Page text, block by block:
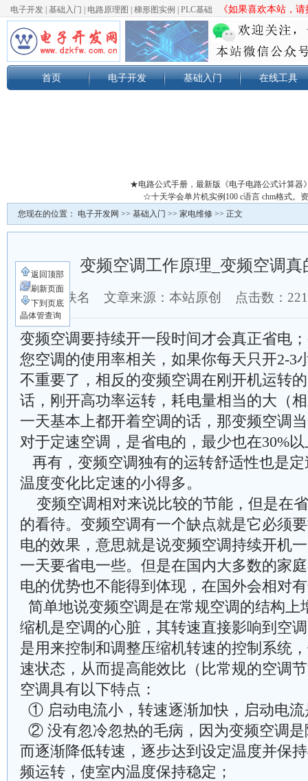
电子开发 基础入门 电路原理图 梯形图实例 PLC基础 《如果喜欢本站，
首页 电子开发 基础入门 在线工具
★电路公式手册，最新版《电子电路公式计算器
☆十天学会单片机实例100 c语言 chm格式。
您现在的位置： 电子开发网 >> 基础入门 >> 家电维修 >> 正文
变频空调工作原理_变频空调
作者：佚名 文章来源：本站原创 点击数：
变频空调要持续开一段时间才会真正省电
您空调的使用率相关，如果你每天只开2-3
不重要了，相反的变频空调在刚开机运转
话，刚开高功率运转，耗电量相当的大（
一天基本上都开着空调的话，那变频空调
对于定速空调，是省电的，最少也在30%
再有，变频空调独有的运转舒适性也是
温度变化比定速的小得多。
变频空调相对来说比较的节能，但是在
的看待。变频空调有一个缺点就是它必须
电的效果，意思就是说变频空调持续开机
一天要省电一些。但是在国内大多数的家
电的优势也不能得到体现，在国外会相对
简单地说变频空调是在常规空调的结构上
缩机是空调的心脏，其转速直接影响到空
是用来控制和调整压缩机转速的控制系统
速状态，从而提高能效比（比常规的空调
空调具有以下特点：
① 启动电流小，转速逐渐加快，启动电流
② 没有忽冷忽热的毛病，因为变频空调
而逐渐降低转速，逐步达到设定温度并保
频运转，使室内温度保持稳定；
返回顶部
刷新页面
下到页底
晶体管查询